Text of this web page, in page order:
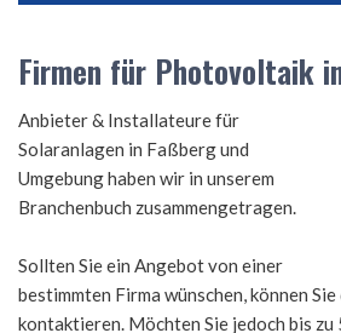
Firmen für Photovoltaik
Anbieter & Installateure für
Solaranlagen in Faßberg und
Umgebung haben wir in unserem
Branchenbuch zusammengetragen.
Sollten Sie ein Angebot von einer
bestimmten Firma wünschen, können
kontaktieren. Möchten Sie jedoch bis zu